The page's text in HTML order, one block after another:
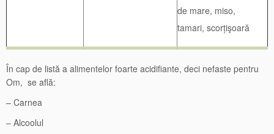
de mare, miso,
tamari, scorțişoară
În cap de listă a alimentelor foarte acidifiante, deci nefaste pentru
Om, se află:
– Carnea
– Alcoolul